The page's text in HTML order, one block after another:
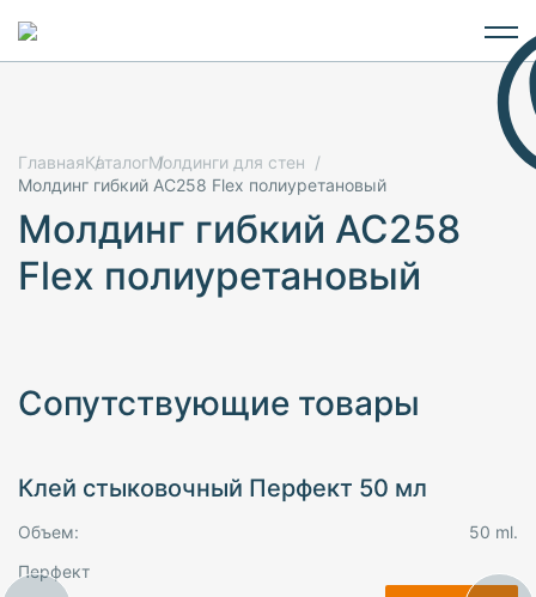
ГлавнаяКаталогМолдинги для стен
Молдинг гибкий AC258 Flex полиуретановый
Молдинг гибкий AC258
Flex полиуретановый
Сопутствующие товары
Клей стыковочный Перфект 50 мл
Объем:
50 ml.
Перфект